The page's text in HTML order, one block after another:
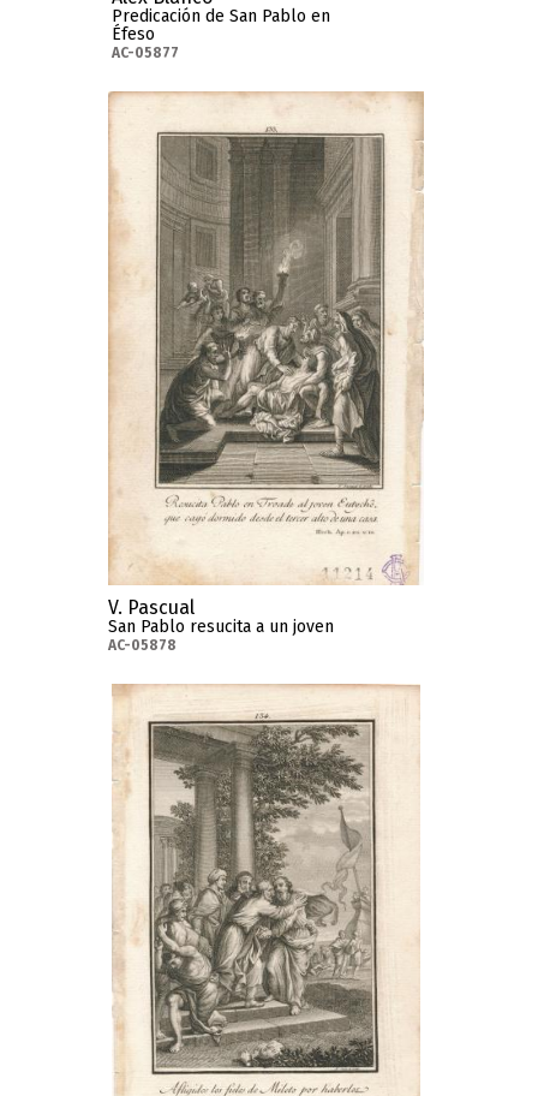
Predicación de San Pablo en
Éfeso
AC-05877
V. Pascual
San Pablo resucita a un joven
AC-05878